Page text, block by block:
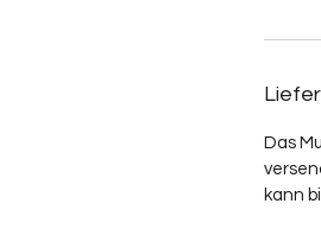
Das
kann